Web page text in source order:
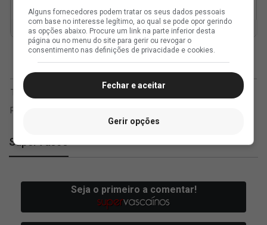
SuperVasco
Alguns fornecedores podem tratar os seus dados pessoais
com base no interesse legítimo, ao qual se pode opor gerindo
as opções abaixo. Procure um link na parte inferior desta
página ou no menu do site para gerir ou revogar o
consentimento nas definições de privacidade e cookies.
Fechar e aceitar
Gerir opções